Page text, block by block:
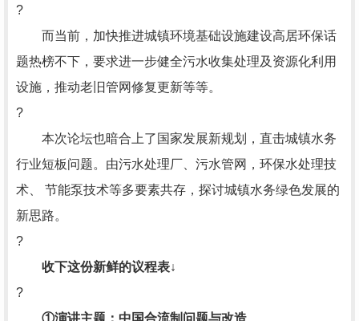
?
而当前，加快推进城镇环境基础设施建设高居环保话
题热榜不下，要求进一步健全污水收集处理及资源化利用
设施，推动老旧管网修复更新等等。
?
本次论坛也暗合上了国家发展新规划，直击城镇水务
行业短板问题。由污水处理厂、污水管网，环保水处理技
术、 节能泵技术等多要素共存，探讨城镇水务绿色发展的
新思路。
?
收下这份新鲜的议程表↓
?
①演讲主题：中国合流制问题与改造